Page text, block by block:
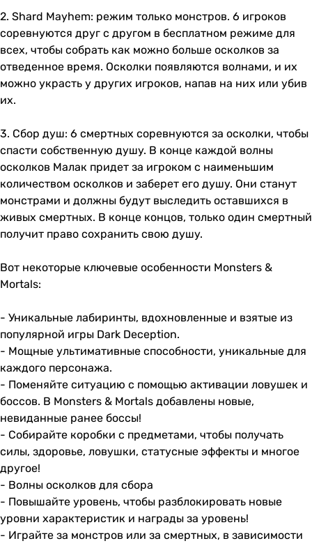
2. Shard Mayhem: режим только монстров. 6 игроков
соревнуются друг с другом в бесплатном режиме для
всех, чтобы собрать как можно больше осколков за
отведенное время. Осколки появляются волнами, и их
можно украсть у других игроков, напав на них или убив
их.
3. Сбор душ: 6 смертных соревнуются за осколки, чтобы
спасти собственную душу. В конце каждой волны
осколков Малак придет за игроком с наименьшим
количеством осколков и заберет его душу. Они станут
монстрами и должны будут выследить оставшихся в
живых смертных. В конце концов, только один смертный
получит право сохранить свою душу.
Вот некоторые ключевые особенности Monsters &
Mortals:
- Уникальные лабиринты, вдохновленные и взятые из
популярной игры Dark Deception.
- Мощные ультимативные способности, уникальные для
каждого персонажа.
- Поменяйте ситуацию с помощью активации ловушек и
боссов. В Monsters & Mortals добавлены новые,
невиданные ранее боссы!
- Собирайте коробки с предметами, чтобы получать
силы, здоровье, ловушки, статусные эффекты и многое
другое!
- Волны осколков для сбора
- Повышайте уровень, чтобы разблокировать новые
уровни характеристик и награды за уровень!
- Играйте за монстров или за смертных, в зависимости